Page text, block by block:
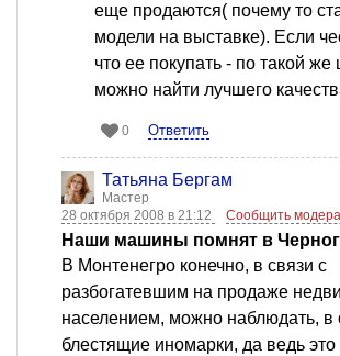
еще продаются( почему то
модели на выставке). Если
что ее покупать - по такой же
можно найти лучшего
0 Ответить
Татьяна Бергам
Мастер
28 октября 2008 в 21:12
Сообщить
Наши машины помнят в
В Монтенегро конечно, в связи с
разбогатевшим на продаже
населением, можно наблюдать, в
блестящие иномарки, да ведь это